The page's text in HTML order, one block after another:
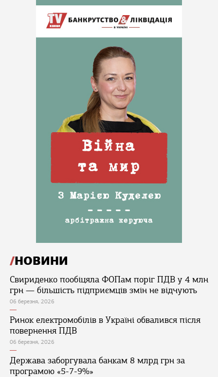
НОВИНИ
Свириденко пообіцяла ФОПам поріг ПДВ у 4 млн
грн — більшість підприємців змін не відчують
06 березня, 2026
Ринок електромобілів в Україні обвалився після
повернення ПДВ
06 березня, 2026
Держава заборгувала банкам 8 млрд грн за
програмою «5-7-9%»